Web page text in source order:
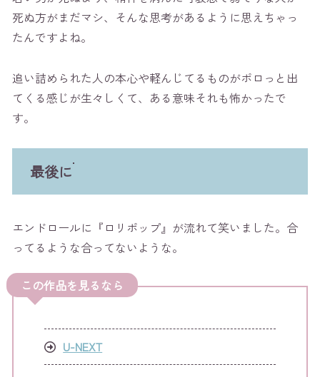
死ぬ方がまだマシ、そんな思考があるように思えちゃっ
たんですよね。
追い詰められた人の本心や軽んじてるものがポロっと出
てくる感じが生々しくて、ある意味それも怖かったで
す。
最後に
エンドロールに『ロリポップ』が流れて笑いました。合
ってるような合ってないような。
この作品を見るなら
U-NEXT